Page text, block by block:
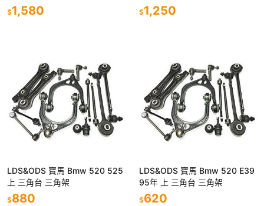
$1,580 $1,250
LDS&ODS 寶馬 Bmw 520 525
上 三角台 三角架
$880
LDS&ODS 寶馬 Bmw 520 E39
95年 上 三角台 三角架
$620